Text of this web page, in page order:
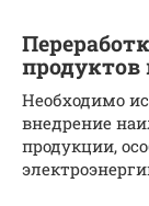
продуктов
Необходимо
внедрение
продукции,